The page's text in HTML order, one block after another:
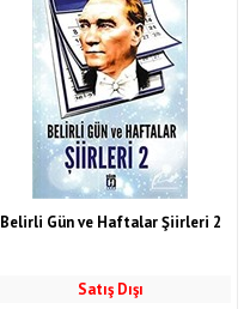
Belirli Gün ve Haftalar Şiirleri 2
Satış Dışı